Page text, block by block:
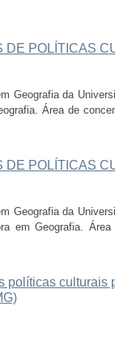
DE POLÍTICAS
Geografia da
Área de
DE POLÍTICAS
Geografia da
em Geografia.
políticas culturais